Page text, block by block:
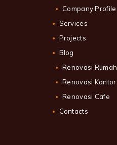
Company Profile
Services
Projects
Blog
Renovasi Rumah
Renovasi Kantor
Renovasi Cafe
Contacts